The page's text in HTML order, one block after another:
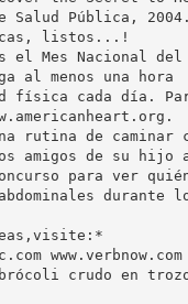
Salud Pública, 2004.
listos...!
el Mes Nacional del
al menos una hora
física cada día.
rutina de
amigos de su hijo a
para ver
durante
www.verbnow.com
crudo en